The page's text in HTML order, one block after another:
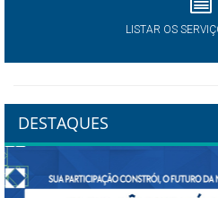
LISTAR OS
DESTAQUES